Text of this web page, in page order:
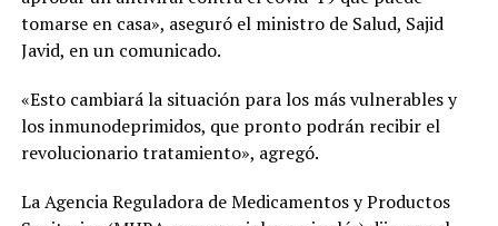
tomarse en casa», aseguró el ministro de Salud, Sajid
Javid, en un comunicado.
«Esto cambiará la situación para los más vulnerables y
los inmunodeprimidos, que pronto podrán recibir el
revolucionario tratamiento», agregó.
La Agencia Reguladora de Medicamentos y Productos